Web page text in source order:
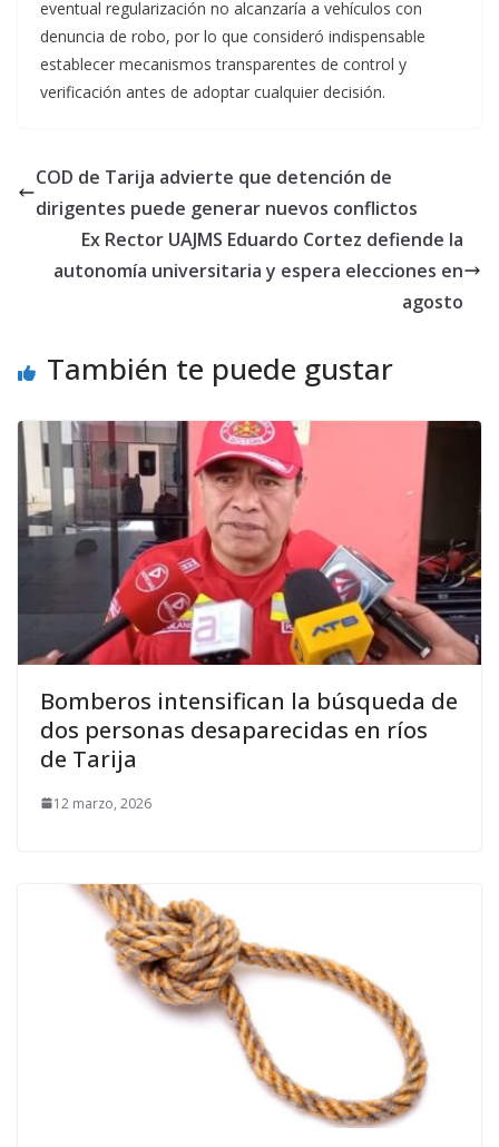
eventual regularización no alcanzaría a vehículos con
denuncia de robo, por lo que consideró indispensable
establecer mecanismos transparentes de control y
verificación antes de adoptar cualquier decisión.
COD de Tarija advierte que detención de
dirigentes puede generar nuevos conflictos
Ex Rector UAJMS Eduardo Cortez defiende la
autonomía universitaria y espera elecciones en
agosto
También te puede gustar
Bomberos intensifican la búsqueda de
dos personas desaparecidas en ríos
de Tarija
12 marzo, 2026